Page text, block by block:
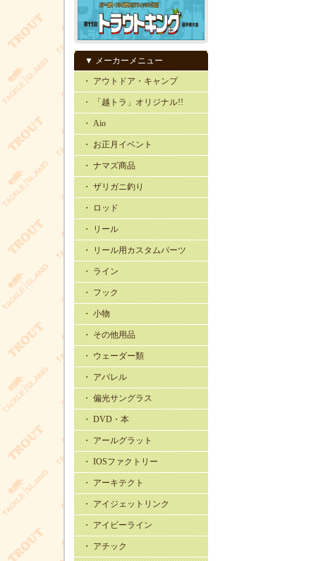
▼ メーカーメニュー
・ アウトドア・キャンプ
・ 「越トラ」オリジナル!!
・ Aio
・ お正月イベント
・ ナマズ商品
・ ザリガニ釣り
・ ロッド
・ リール
・ リール用カスタムパーツ
・ ライン
・ フック
・ 小物
・ その他用品
・ ウェーダー類
・ アパレル
・ 偏光サングラス
・ DVD・本
・ アールグラット
・ IOSファクトリー
・ アーキテクト
・ アイジェットリンク
・ アイビーライン
・ アチック